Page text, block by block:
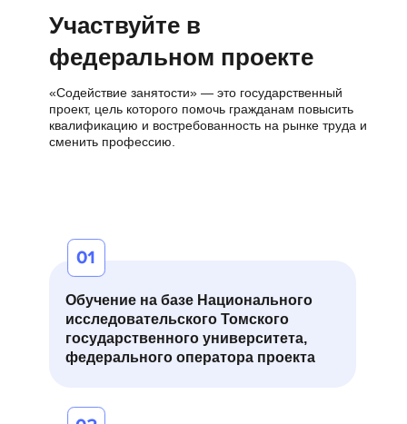
Участвуйте в
фе деральном проекте
Обучение на базе Национального
исследовательского Томского
государственного университета,
федерального оператора проекта
«Содействие занятости» — это государственный
проект, цель которого помочь гражданам повысить
квалификацию и востребованность на рынке труда и
сменить профессию.